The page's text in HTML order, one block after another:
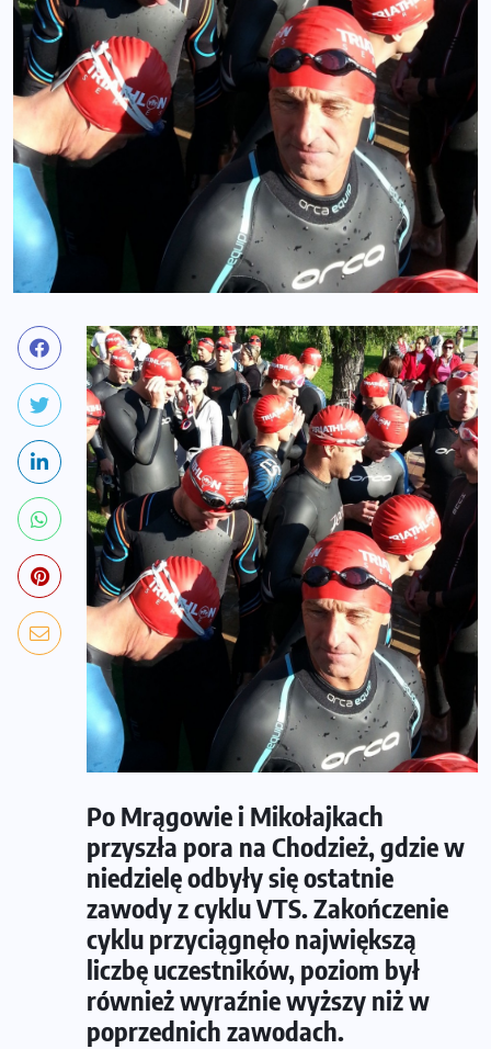
Po Mrągowie i Mikołajkach
przyszła pora na Chodzież, gdzie w
niedzielę odbyły się ostatnie
zawody z cyklu VTS. Zakończenie
cyklu przyciągnęło największą
liczbę uczestników, poziom był
również wyraźnie wyższy niż w
poprzednich zawodach.